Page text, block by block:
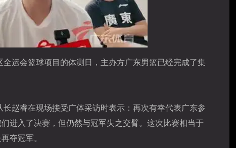
运会篮球项目的体测日，主办方广东男篮已经完成了集
赵睿在现场接受广体采访时表示：再次有幸代表广东参
进入了决赛，但仍然与冠军失之交臂。这次比赛相当于
夺冠军。